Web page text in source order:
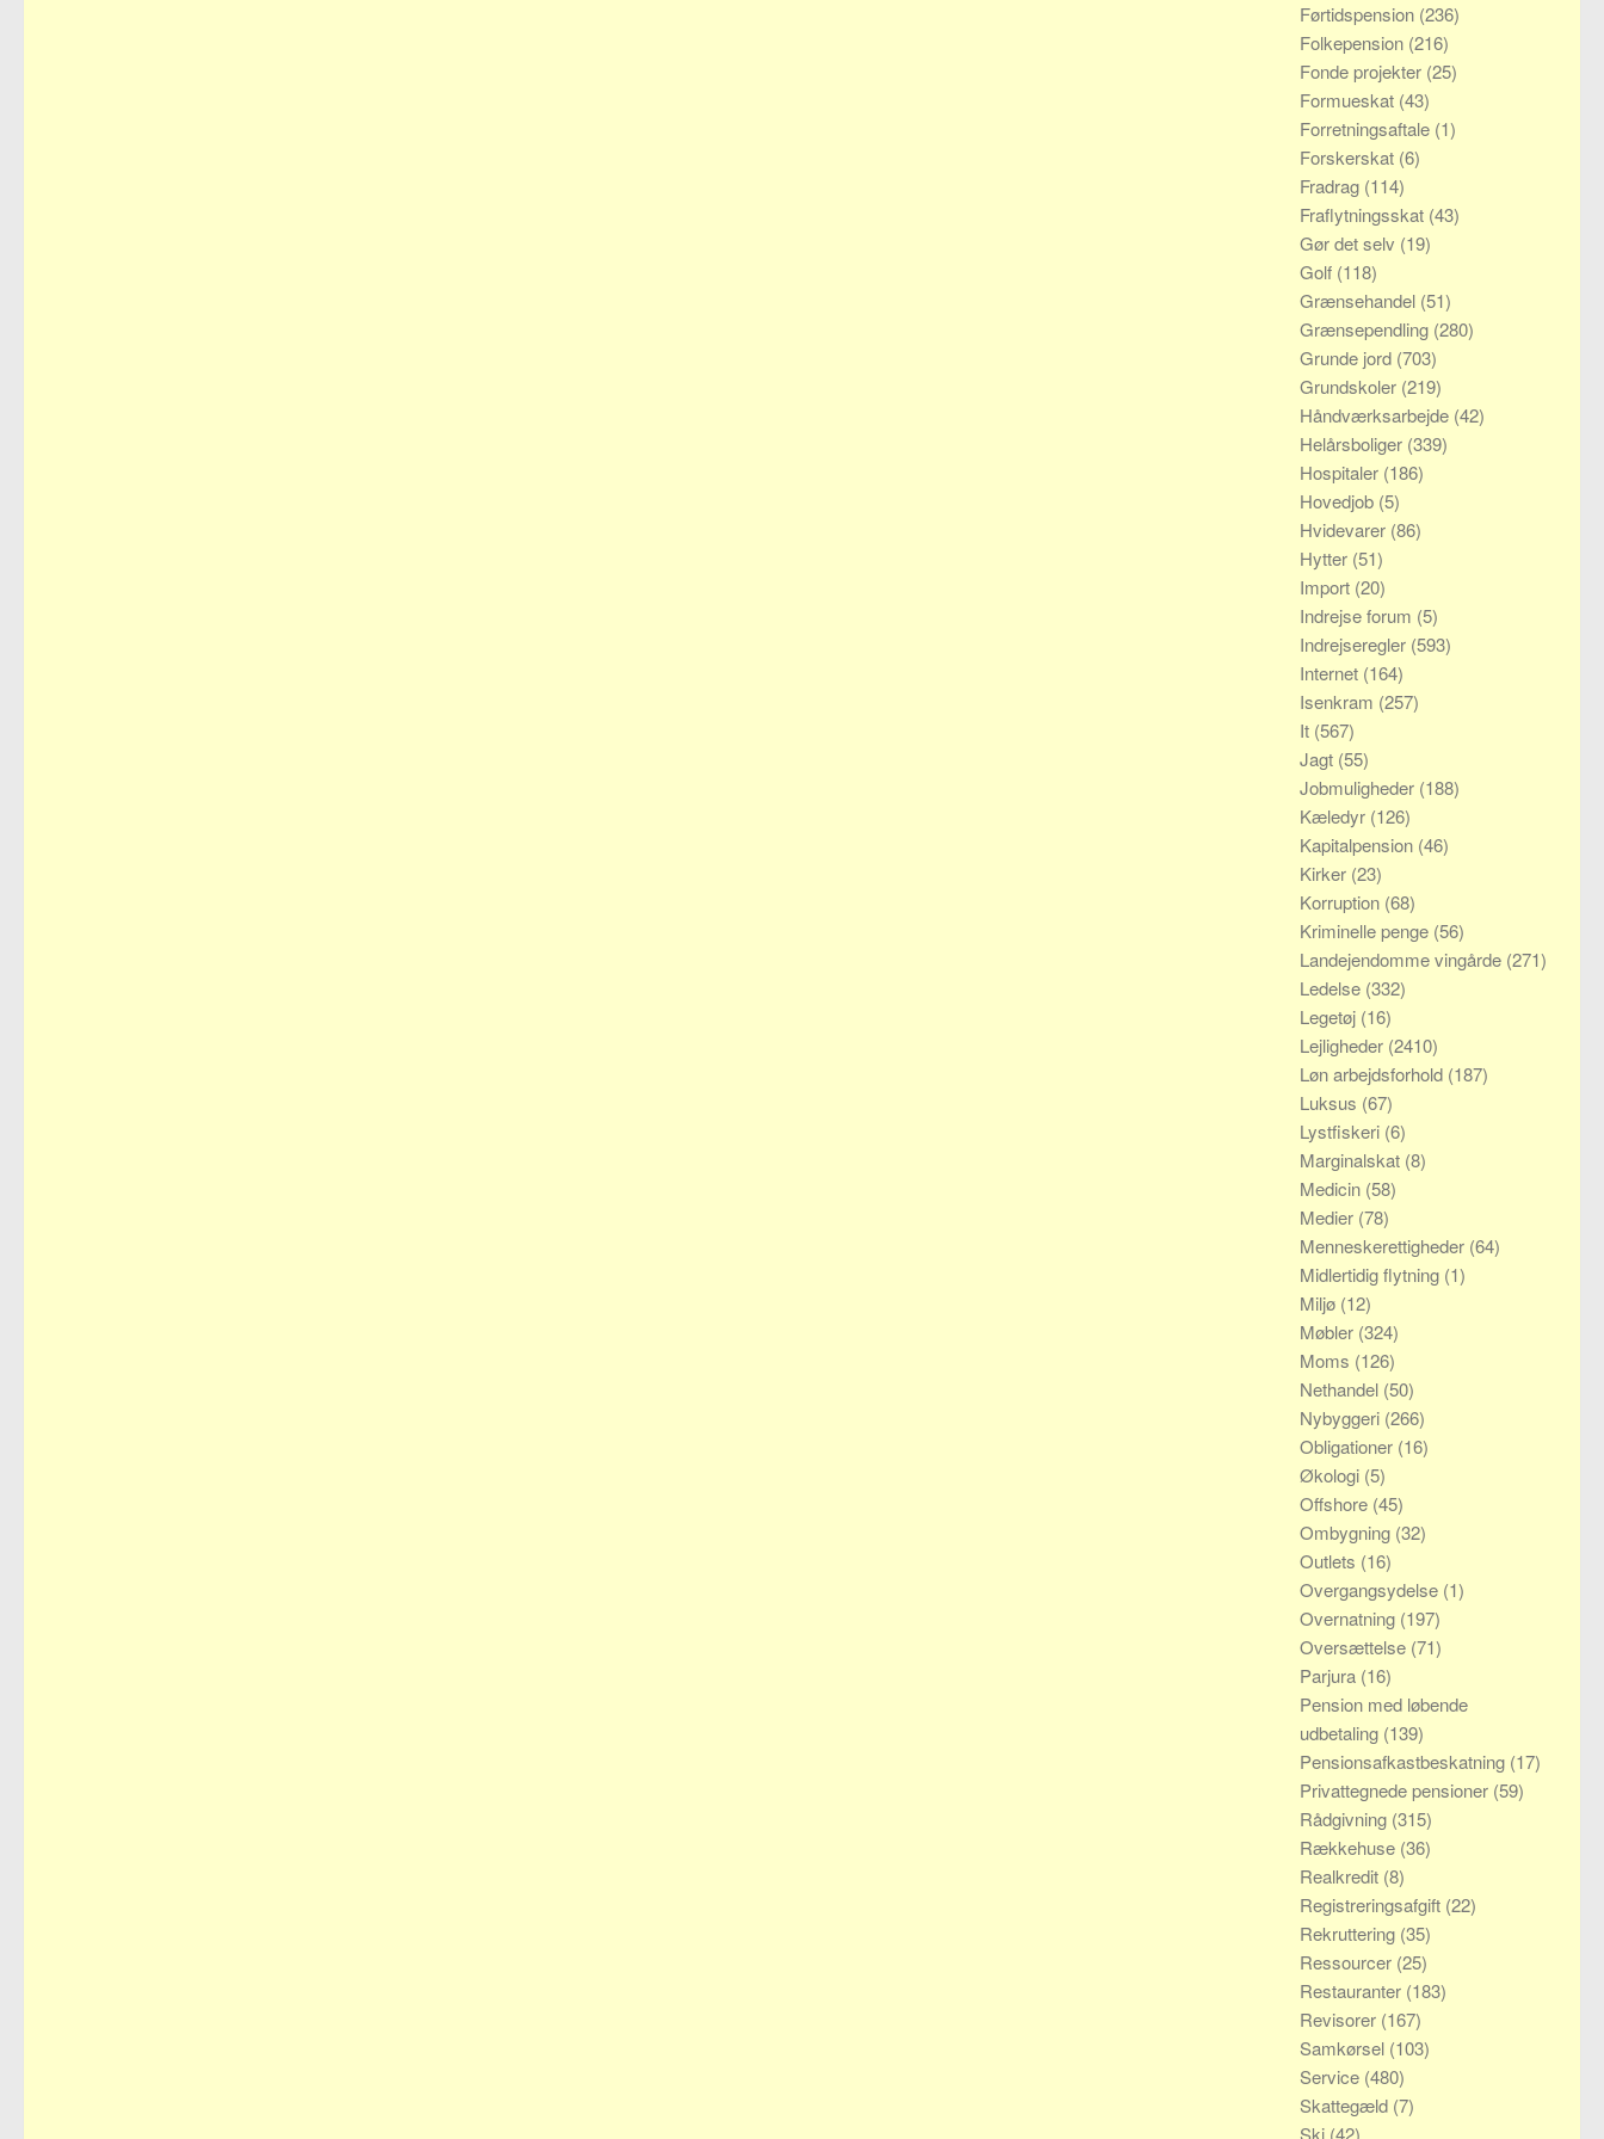
Førtidspension (236)
Folkepension (216)
Fonde projekter (25)
Formueskat (43)
Forretningsaftale (1)
Forskerskat (6)
Fradrag (114)
Fraflytningsskat (43)
Gør det selv (19)
Golf (118)
Grænsehandel (51)
Grænsependling (280)
Grunde jord (703)
Grundskoler (219)
Håndværksarbejde (42)
Helårsboliger (339)
Hospitaler (186)
Hovedjob (5)
Hvidevarer (86)
Hytter (51)
Import (20)
Indrejse forum (5)
Indrejseregler (593)
Internet (164)
Isenkram (257)
It (567)
Jagt (55)
Jobmuligheder (188)
Kæledyr (126)
Kapitalpension (46)
Kirker (23)
Korruption (68)
Kriminelle penge (56)
Landejendomme vingårde (271)
Ledelse (332)
Legetøj (16)
Lejligheder (2410)
Løn arbejdsforhold (187)
Luksus (67)
Lystfiskeri (6)
Marginalskat (8)
Medicin (58)
Medier (78)
Menneskerettigheder (64)
Midlertidig flytning (1)
Miljø (12)
Møbler (324)
Moms (126)
Nethandel (50)
Nybyggeri (266)
Obligationer (16)
Økologi (5)
Offshore (45)
Ombygning (32)
Outlets (16)
Overgangsydelse (1)
Overnatning (197)
Oversættelse (71)
Parjura (16)
Pension med løbende
udbetaling (139)
Pensionsafkastbeskatning (17)
Privattegnede pensioner (59)
Rådgivning (315)
Rækkehuse (36)
Realkredit (8)
Registreringsafgift (22)
Rekruttering (35)
Ressourcer (25)
Restauranter (183)
Revisorer (167)
Samkørsel (103)
Service (480)
Skattegæld (7)
Ski (42)